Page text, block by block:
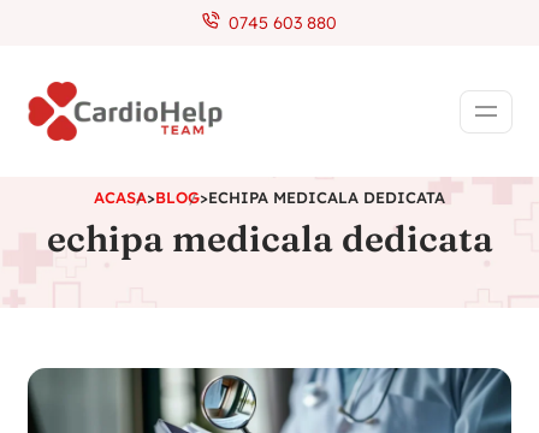
0745 603 880
ACASA>BLOG>ECHIPA MEDICALA DEDICATA
echipa medicala dedicata